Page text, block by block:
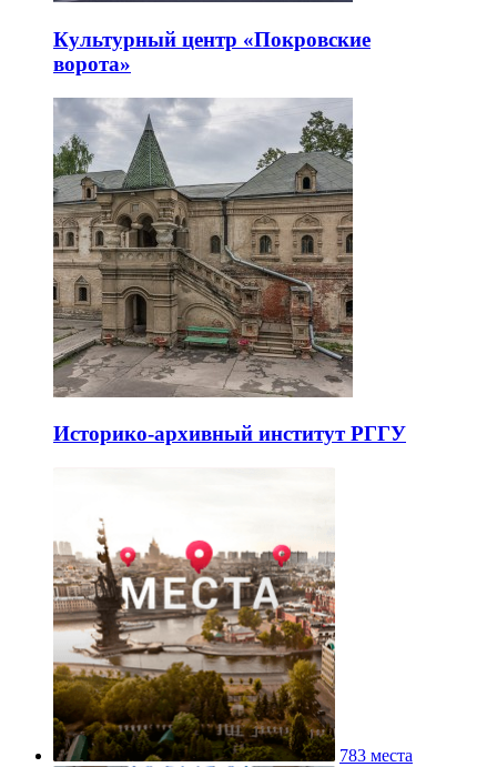
Культурный центр «Покровские
ворота»
Историко-архивный институт РГГУ
783 места